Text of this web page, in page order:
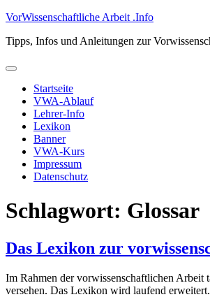
Zum
springen
VorWissenschaftliche Arbeit .Info
Tipps, Infos und Anleitungen zur
Primäres
Startseite
VWA-Ablauf
Lehrer-Info
Lexikon
Banner
VWA-Kurs
Impressum
Datenschutz
Schlagwort: Glossar
Das Lexikon zur
Im Rahmen der vorwissenschaftlichen
versehen. Das Lexikon wird laufend